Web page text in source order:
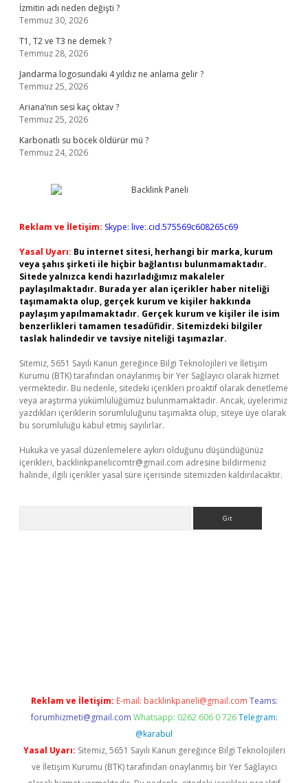
İzmitin adı neden değişti ?
Temmuz 30, 2026
T1, T2 ve T3 ne demek ?
Temmuz 28, 2026
Jandarma logosundaki 4 yıldız ne anlama gelir ?
Temmuz 25, 2026
Ariana’nın sesi kaç oktav ?
Temmuz 25, 2026
Karbonatlı su böcek öldürür mü ?
Temmuz 24, 2026
Reklam ve İletişim: Skype: live:.cid.575569c608265c69
Yasal Uyarı: Bu internet sitesi, herhangi bir marka, kurum
veya şahıs şirketi ile hiçbir bağlantısı bulunmamaktadır.
Sitede yalnızca kendi hazırladığımız makaleler
paylaşılmaktadır. Burada yer alan içerikler haber niteliği
taşımamakta olup, gerçek kurum ve kişiler hakkında
paylaşım yapılmamaktadır. Gerçek kurum ve kişiler ile isim
benzerlikleri tamamen tesadüfidir. Sitemizdeki bilgiler
taslak halindedir ve tavsiye niteliği taşımazlar.
Sitemiz, 5651 Sayılı Kanun gereğince Bilgi Teknolojileri ve İletişim
Kurumu (BTK) tarafından onaylanmış bir Yer Sağlayıcı olarak hizmet
vermektedir. Bu nedenle, sitedeki içerikleri proaktif olarak denetleme
veya araştırma yükümlülüğümüz bulunmamaktadır. Ancak, üyelerimiz
yazdıkları içeriklerin sorumluluğunu taşımakta olup, siteye üye olarak
bu sorumluluğu kabul etmiş sayılırlar.
Hukuka ve yasal düzenlemelere aykırı olduğunu düşündüğünüz
içerikleri, backlinkpanelicomtr@gmail.com adresine bildirmeniz
halinde, ilgili içerikler yasal süre içerisinde sitemizden kaldırılacaktır.
Reklam ve İletişim: E-mail: backlinkpaneli@gmail.com Teams:
forumhizmeti@gmail.com Whatsapp: 0262 606 0 726 Telegram:
@karabul
Yasal Uyarı: Sitemiz, 5651 Sayılı Kanun gereğince Bilgi Teknolojileri
ve İletişim Kurumu (BTK) tarafından onaylanmış bir Yer Sağlayıcı